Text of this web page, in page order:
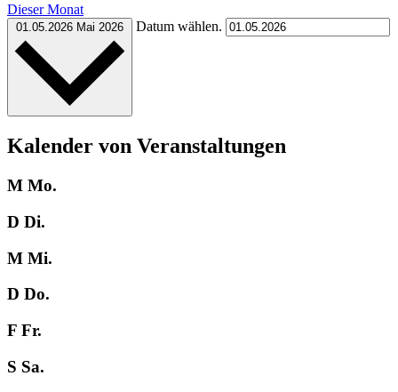
Dieser Monat
01.05.2026 Mai 2026 Datum wählen.
Kalender von Veranstaltungen
M Mo.
D Di.
M Mi.
D Do.
F Fr.
S Sa.